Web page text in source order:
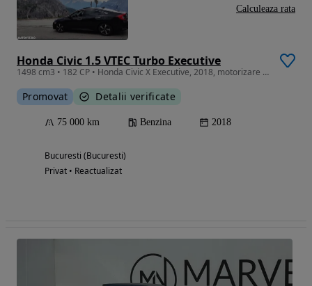
Honda Civic 1.5 VTEC Turbo Executive
1498 cm3 • 182 CP • Honda Civic X Executive, 2018, motorizare 1.5 VTEC Turbo, 230 CP, benz
Promovat Detalii verificate
75 000 km Benzina 2018
Bucuresti (Bucuresti)
Privat • Reactualizat
Calculeaza rata